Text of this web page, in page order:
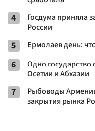
4
Госдума приняла
России
5 Ермолаев день:
6
Одно
Осетии и Абхазии
7
Рыбоводы
закрытия рынка